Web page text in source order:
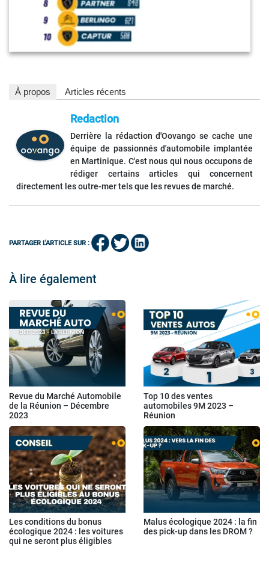
À propos Articles récents
Redaction
Derrière la rédaction d'Oovango se cache une
équipe de passionnés d'automobile implantée
en Martinique. C'est nous qui nous occupons de
rédiger certains articles qui concernent
directement les outre-mer tels que les revues de marché.
PARTAGER L'ARTICLE SUR :
À lire également
Revue du Marché Automobile
de la Réunion – Décembre
2023
Top 10 des ventes
automobiles 9M 2023 –
Réunion
Les conditions du bonus
écologique 2024 : les voitures
qui ne seront plus éligibles
Malus écologique 2024 : la fin
des pick-up dans les DROM ?